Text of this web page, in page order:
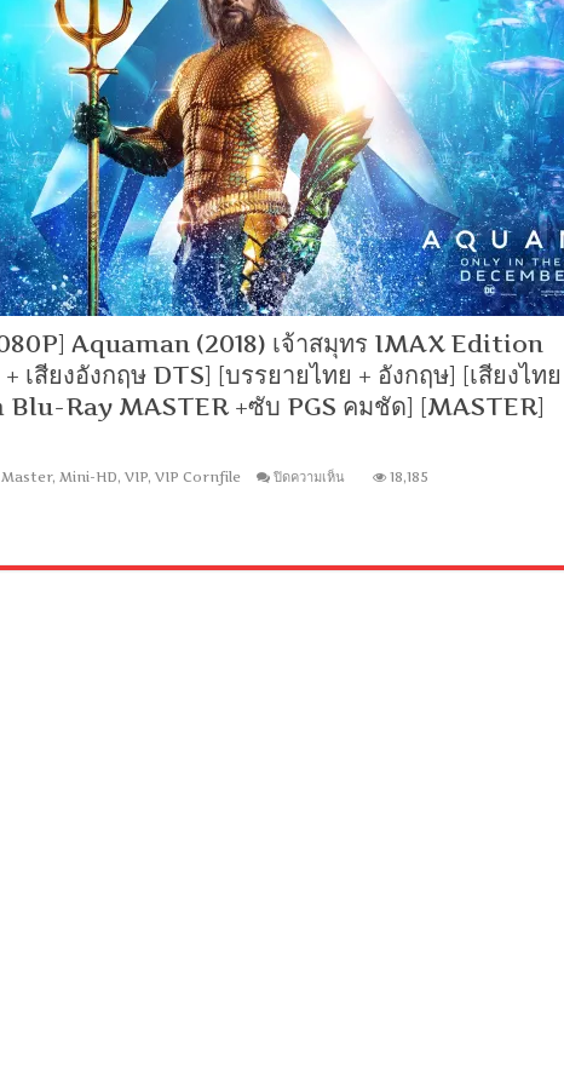
Aquaman (2018) เจ้าสมุทร IMAX Edition
เสียงอังกฤษ DTS] [บรรยายไทย + อังกฤษ] [เสียงไทย
Ray MASTER +ซับ PGS คมชัด] [MASTER]
Master, Mini-HD, VIP, VIP Cornfile ปิดความเห็นบน
(2018)
18,185